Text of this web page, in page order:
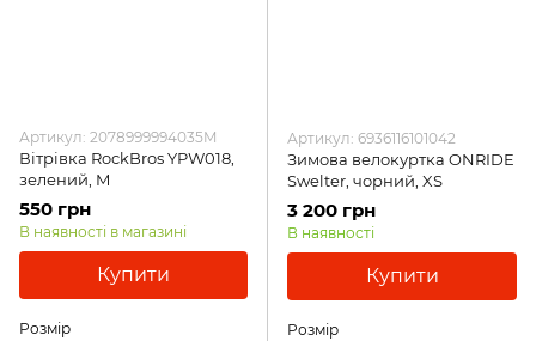
Артикул: 2078999994035M
Вітрівка RockBros YPW018,
зелений, M
550 грн
В наявності в магазині
Купити
Розмір
Артикул: 6936116101042
Зимова велокуртка ONRIDE
Swelter, чорний, XS
3 200 грн
В наявності
Купити
Розмір